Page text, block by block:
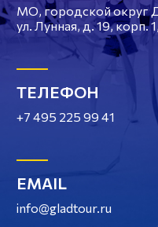
МО, городской округ
ул. Лунная, д. 19, корп.
ТЕЛЕФОН
+7 495 225 99 41
EMAIL
info@gladtour.ru